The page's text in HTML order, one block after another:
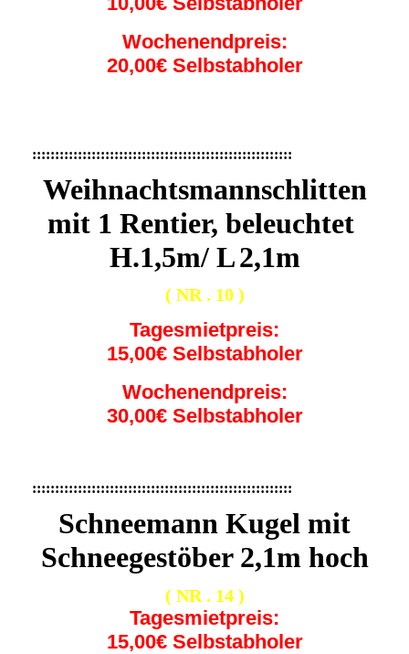
Wochenendpreis:
20,00€ Selbstabholer
:::::::::::::::::::::::::::::::::::::::::::::::::::::::::
Weihnachtsmannschlitten
mit 1 Rentier, beleuchtet
H.1,5m/ L2,1m
( NR . 10 )
Tagesmietpreis:
15,00€ Selbstabholer
Wochenendpreis:
30,00€ Selbstabholer
:::::::::::::::::::::::::::::::::::::::::::::::::::::::::
Schneemann Kugel mit
Schneegestöber 2,1m hoch
( NR . 14 )
Tagesmietpreis:
15,00€ Selbstabholer